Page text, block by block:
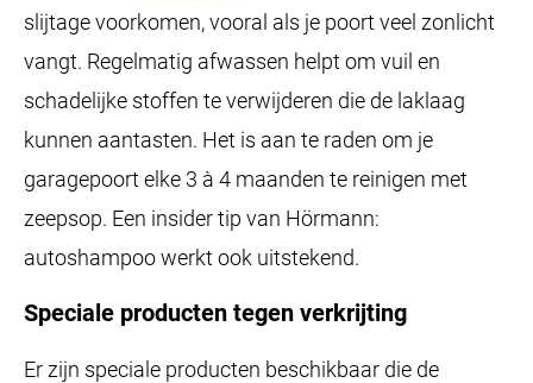
slijtage voorkomen, vooral als je poort veel zonlicht
vangt. Regelmatig afwassen helpt om vuil en
schadelijke stoffen te verwijderen die de laklaag
kunnen aantasten. Het is aan te raden om je
garagepoort elke 3 à 4 maanden te reinigen met
zeepsop. Een insider tip van Hörmann:
autoshampoo werkt ook uitstekend.
Speciale producten tegen verkrijting
Er zijn speciale producten beschikbaar die de